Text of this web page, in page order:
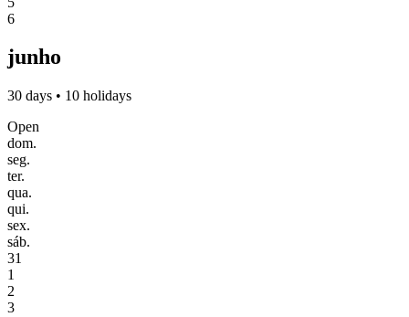
6
junho
30 days • 10 holidays
Open
dom.
seg.
ter.
qua.
qui.
sex.
sáb.
31
1
2
3